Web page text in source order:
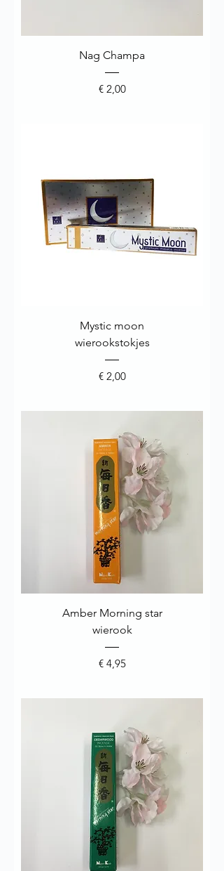
Nag Champa
Prijs
€ 2,00
Mystic moon
wierookstokjes
Prijs
€ 2,00
Amber Morning star
wierook
Prijs
€ 4,95